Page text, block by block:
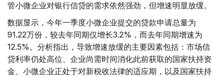
管小微企业对银行信贷的需求依然强劲，但增速明显放缓。
数据显示，今年一季度小微企业提交的贷款申请总量为
91.22万份，较去年同期仅增长3.2%，而去年同期增速为
12.5%。分析指出，导致增速放缓的主要因素包括：市场信
贷利率仍处高位、企业尚需时间消化此前获取的国家扶持资
金、小微企业正处于对新税收法律的适应期，以及国家扶持